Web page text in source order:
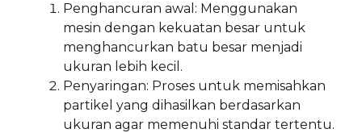
Penghancuran awal: Menggunakan
mesin dengan kekuatan besar untuk
menghancurkan batu besar menjadi
ukuran lebih kecil.
Penyaringan: Proses untuk memisahkan
partikel yang dihasilkan berdasarkan
ukuran agar memenuhi standar tertentu.